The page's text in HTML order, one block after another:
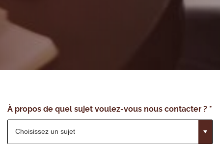
À propos de quel sujet voulez-vous nous contacter ? *
Choisissez un sujet